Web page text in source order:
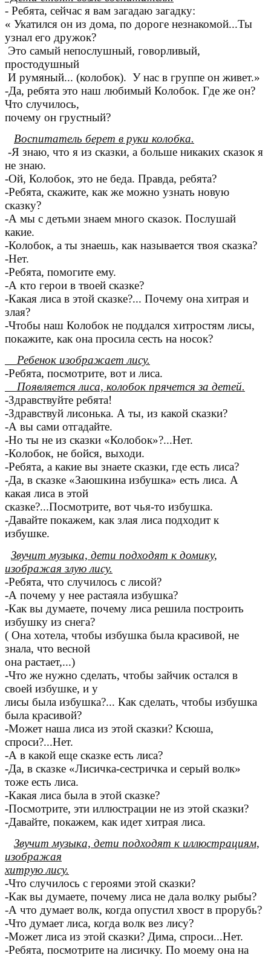
- Ребята, сейчас я вам загадаю загадку:
« Укатился он из дома, по дороге незнакомой...Ты
узнал его дружок?
Это самый непослушный, говорливый,
простодушный
И румяный... (колобок). У нас в группе он живет.»
-Да, ребята это наш любимый Колобок. Где же он?
Что случилось,
почему он грустный?
Воспитатель берет в руки колобка.
-Я знаю, что я из сказки, а больше никаких сказок я
не знаю.
-Ой, Колобок, это не беда. Правда, ребята?
-Ребята, скажите, как же можно узнать новую
сказку?
-А мы с детьми знаем много сказок. Послушай
какие.
-Колобок, а ты знаешь, как называется твоя сказка?
-Нет.
-Ребята, помогите ему.
-А кто герои в твоей сказке?
-Какая лиса в этой сказке?... Почему она хитрая и
злая?
-Чтобы наш Колобок не поддался хитростям лисы,
покажите, как она просила сесть на носок?
Ребенок изображает лису.
-Ребята, посмотрите, вот и лиса.
Появляется лиса, колобок прячется за детей.
-Здравствуйте ребята!
-Здравствуй лисонька. А ты, из какой сказки?
-А вы сами отгадайте.
-Но ты не из сказки «Колобок»?...Нет.
-Колобок, не бойся, выходи.
-Ребята, а какие вы знаете сказки, где есть лиса?
-Да, в сказке «Заюшкина избушка» есть лиса. А
какая лиса в этой
сказке?...Посмотрите, вот чья-то избушка.
-Давайте покажем, как злая лиса подходит к
избушке.
Звучит музыка, дети подходят к домику,
изображая злую лису.
-Ребята, что случилось с лисой?
-А почему у нее растаяла избушка?
-Как вы думаете, почему лиса решила построить
избушку из снега?
( Она хотела, чтобы избушка была красивой, не
знала, что весной
она растает,...)
-Что же нужно сделать, чтобы зайчик остался в
своей избушке, и у
лисы была избушка?... Как сделать, чтобы избушка
была красивой?
-Может наша лиса из этой сказки? Ксюша,
спроси?...Нет.
-А в какой еще сказке есть лиса?
-Да, в сказке «Лисичка-сестричка и серый волк»
тоже есть лиса.
-Какая лиса была в этой сказке?
-Посмотрите, эти иллюстрации не из этой сказки?
-Давайте, покажем, как идет хитрая лиса.
Звучит музыка, дети подходят к иллюстрациям,
изображая
хитрую лису.
-Что случилось с героями этой сказки?
-Как вы думаете, почему лиса не дала волку рыбы?
-А что думает волк, когда опустил хвост в прорубь?
-Что думает лиса, когда волк вез лису?
-Может лиса из этой сказки? Дима, спроси...Нет.
-Ребята, посмотрите на лисичку. По моему она на